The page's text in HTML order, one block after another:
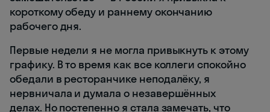
короткому обеду и раннему окончанию
рабочего дня.
Первые недели я не могла привыкнуть к этому
графику. В то время как все коллеги спокойно
обедали в ресторанчике неподалёку, я
нервничала и думала о незавершённых
делах. Но постепенно я стала замечать, что